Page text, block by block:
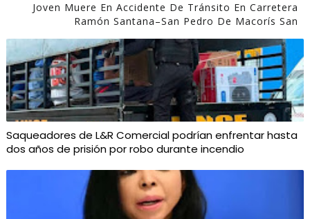
Joven Muere En Accidente De Tránsito En Carretera
Ramón Santana–San Pedro De Macorís San
Saqueadores de L&R Comercial podrían enfrentar hasta
dos años de prisión por robo durante incendio